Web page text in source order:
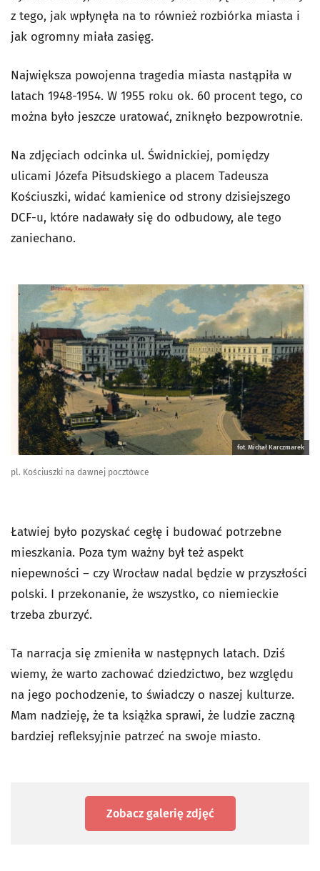
z tego, jak wpłynęła na to również rozbiórka miasta i
jak ogromny miała zasięg.
Największa powojenna tragedia miasta nastąpiła w
latach 1948-1954. W 1955 roku ok. 60 procent tego, co
można było jeszcze uratować, zniknęło bezpowrotnie.
Na zdjęciach odcinka ul. Świdnickiej, pomiędzy
ulicami Józefa Piłsudskiego a placem Tadeusza
Kościuszki, widać kamienice od strony dzisiejszego
DCF-u, które nadawały się do odbudowy, ale tego
zaniechano.
fot. Michał Karczmarek
pl. Kościuszki na dawnej pocztówce
Łatwiej było pozyskać cegłę i budować potrzebne
mieszkania. Poza tym ważny był też aspekt
niepewności – czy Wrocław nadal będzie w przyszłości
polski. I przekonanie, że wszystko, co niemieckie
trzeba zburzyć.
Ta narracja się zmieniła w następnych latach. Dziś
wiemy, że warto zachować dziedzictwo, bez względu
na jego pochodzenie, to świadczy o naszej kulturze.
Mam nadzieję, że ta książka sprawi, że ludzie zaczną
bardziej refleksyjnie patrzeć na swoje miasto.
Zobacz galerię zdjęć